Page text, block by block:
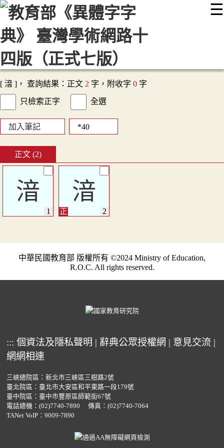
☰
::: 最新消息 常見問題 編輯說明
顯示模式
[ 湆 ]， 查詢結果：正文 2 字，附收字 0 字
只檢索正字 全選
加入筆記
正文 (2)
湆 湆
中華民國教育部 版權所有 ©2024 Ministry of Education,
R.O.C. All rights reserved.
::: 個資法及隱私聲明 | 辭典公眾授權網 | 意見交流 |
網網相連
三峽總院區：新北市三峽區三樹路2號
臺北院區：臺北市大安區和平東路一段179號
臺中院區：臺中市豐原區師範街67號
電話總機： (02)7740-7890
傳真：(02)7740-7064
TANet VoIP：9009-7890